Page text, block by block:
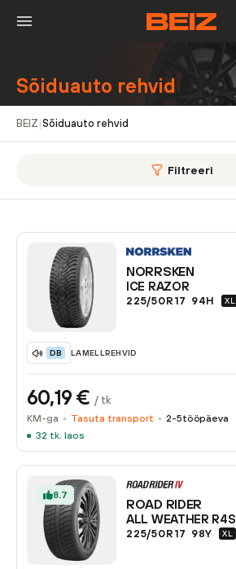
Sõiduauto rehvid
BEIZ Sõiduauto rehvid
Filtreeri
NORRSKEN
ICE RAZOR
225/50R17 94H XL
DB LAMELLREHVID
60,19 € / tk
KM-ga Tasuta transport 2-5tööpäeva
32 tk. laos
8.7
ROAD RIDER
ALL WEATHER R4S
225/50R17 98Y XL